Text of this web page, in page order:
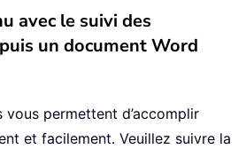
avec le suivi des
un document Word
vous permettent d’accomplir
et facilement. Veuillez suivre la